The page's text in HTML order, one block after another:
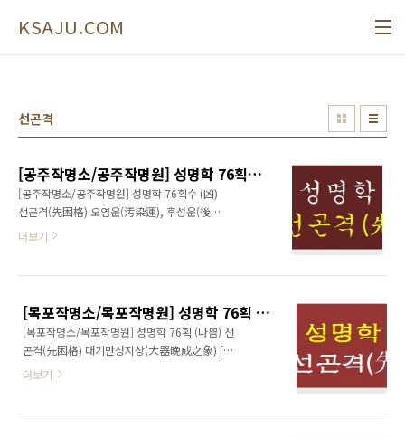
KSAJU.COM
선곤격
[공주작명소/공주작명원] 성명학 76획수 (凶) 선곤격(先困格)
[공주작명소/공주작명원] 성명학 76획수 (凶)
선곤격(先困格) 오염운(汚染運), 후성운(後盛
運) 성명학 76획수는 육친(六親)이 무덕(無德)
게 되는 數이다. 전반부에 견디기 어려운 역경에
시달리는데 거듭되는 실패, 형액, 이별, 좌절 등
의 갖가지 시련과 부딪히며 괴로운 삶을 보내지
만 여기서 주저앉는다면 평생을 비참하고 고달
포기하는 경우도 있으나 강한 의지를 밑천으로
더보기
[목포작명소/목포작명원] 성명학 76획 (나쁨) 선곤격(先困格) 대기만성지상(大器晩成之象)
[목포작명소/목포작명원] 성명학 76획 (나쁨) 선
곤격(先困格) 대기만성지상(大器晩成之象) [
이산격(離散格) 오염운(汚染運), 후성운(後盛
더보기